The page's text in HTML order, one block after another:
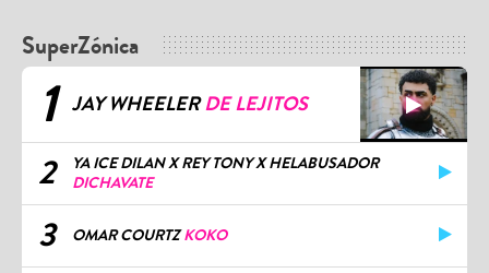
SuperZónica
1 JAY WHEELERDE LEJITOS
2
YA ICE DILAN X REY TONY X HELABUSADOR
DICHAVATE
3 OMAR COURTZKOKO